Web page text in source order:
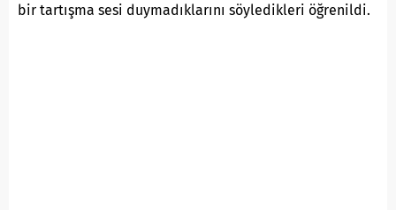
bir tartışma sesi duymadıklarını söyledikleri öğrenildi.